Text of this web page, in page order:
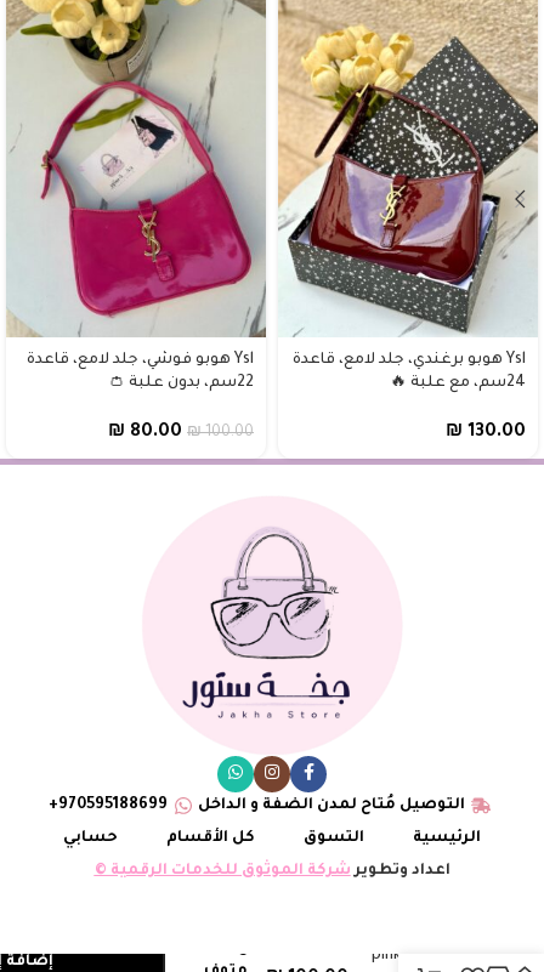
Ysl هوبو برغندي، جلد لامع، قاعدة
24سم، مع علبة 🔥
₪ 130.00
Ysl هوبو فوشي، جلد لامع، قاعدة
22سم، بدون علبة 👛
₪100.00
₪ 80.00
التوصيل مُتاح لمدن الضفة و الداخل
970595188699+
الرئيسية
التسوق كل الأقسام
حسابي
اعداد وتطويرشركة الموثوق للخدمات الرقمية ©
ليدي ديورpink
5
إضافة